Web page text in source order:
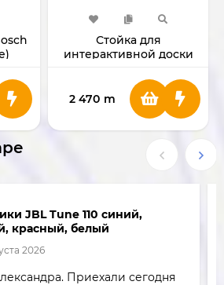
Стойка для
интерактивной доски
2 470 m
JBL Tune 110 синий,
красный, белый
2026
Приехали сегодня